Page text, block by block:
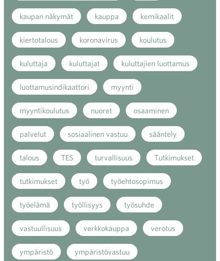
kaupan näkymät kauppa kemikaalit
kiertotalous koronavirus koulutus
kuluttaja kuluttajat kuluttajien luottamus
luottamusindikaattori myynti
myyntikoulutus nuoret osaaminen
palvelut sosiaalinen vastuu sääntely
talous TES turvallisuus Tutkimukset
tutkimukset työ työehtosopimus
työelämä työllisyys työsuhde
vastuullisuus verkkokauppa verotus
ympäristö ympäristövastuu